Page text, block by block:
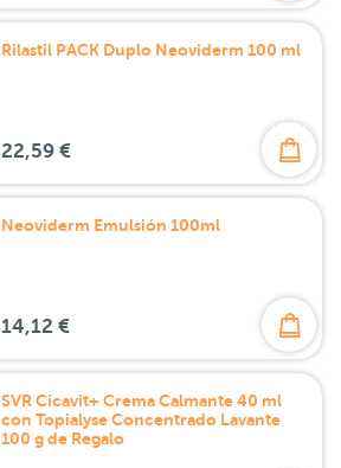
Rilastil PACK Duplo Neoviderm 100 ml
22,59 €
Neoviderm Emulsión 100ml
14,12 €
SVR Cicavit+ Crema Calmante 40 ml
con Topialyse Concentrado Lavante
100 g de Regalo